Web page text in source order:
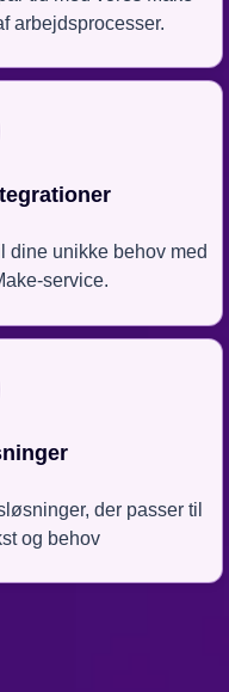
arbejdsprocesser.
dine unikke behov med
service.
der passer til
og behov